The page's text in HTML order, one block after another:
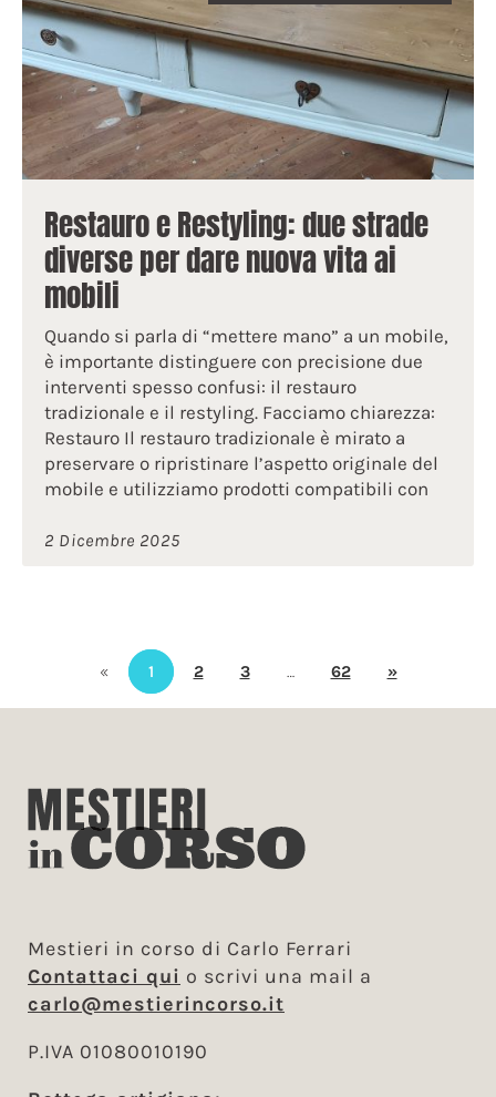
Restauro e Restyling: due strade
diverse per dare nuova vita ai
mobili
Quando si parla di “mettere mano” a un mobile,
è importante distinguere con precisione due
interventi spesso confusi: il restauro
tradizionale e il restyling. Facciamo chiarezza:
Restauro Il restauro tradizionale è mirato a
preservare o ripristinare l’aspetto originale del
mobile e utilizziamo prodotti compatibili con
2 Dicembre 2025
« 1 2 3 62 »
Mestieri in corso di Carlo Ferrari
Contattaci qui o scrivi una mail a
carlo@mestierincorso.it
P.IVA 01080010190